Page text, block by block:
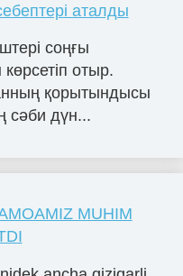
аталды
соңғы
отыр.
қорытындысы
сәби дүн...
MUHIM